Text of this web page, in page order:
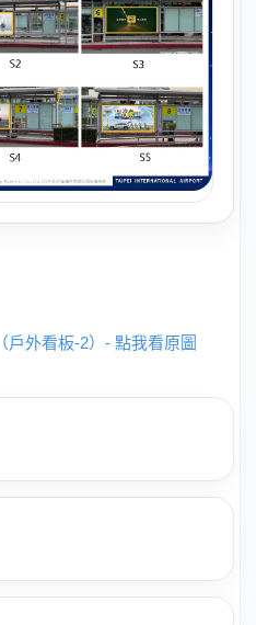
（戶外看板-2）- 點我看原圖